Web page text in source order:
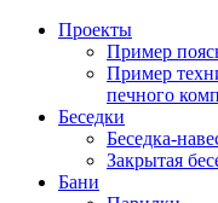
Проекты
Пример
Пример
печного
Беседки
Беседка-
Закрытая
Бани